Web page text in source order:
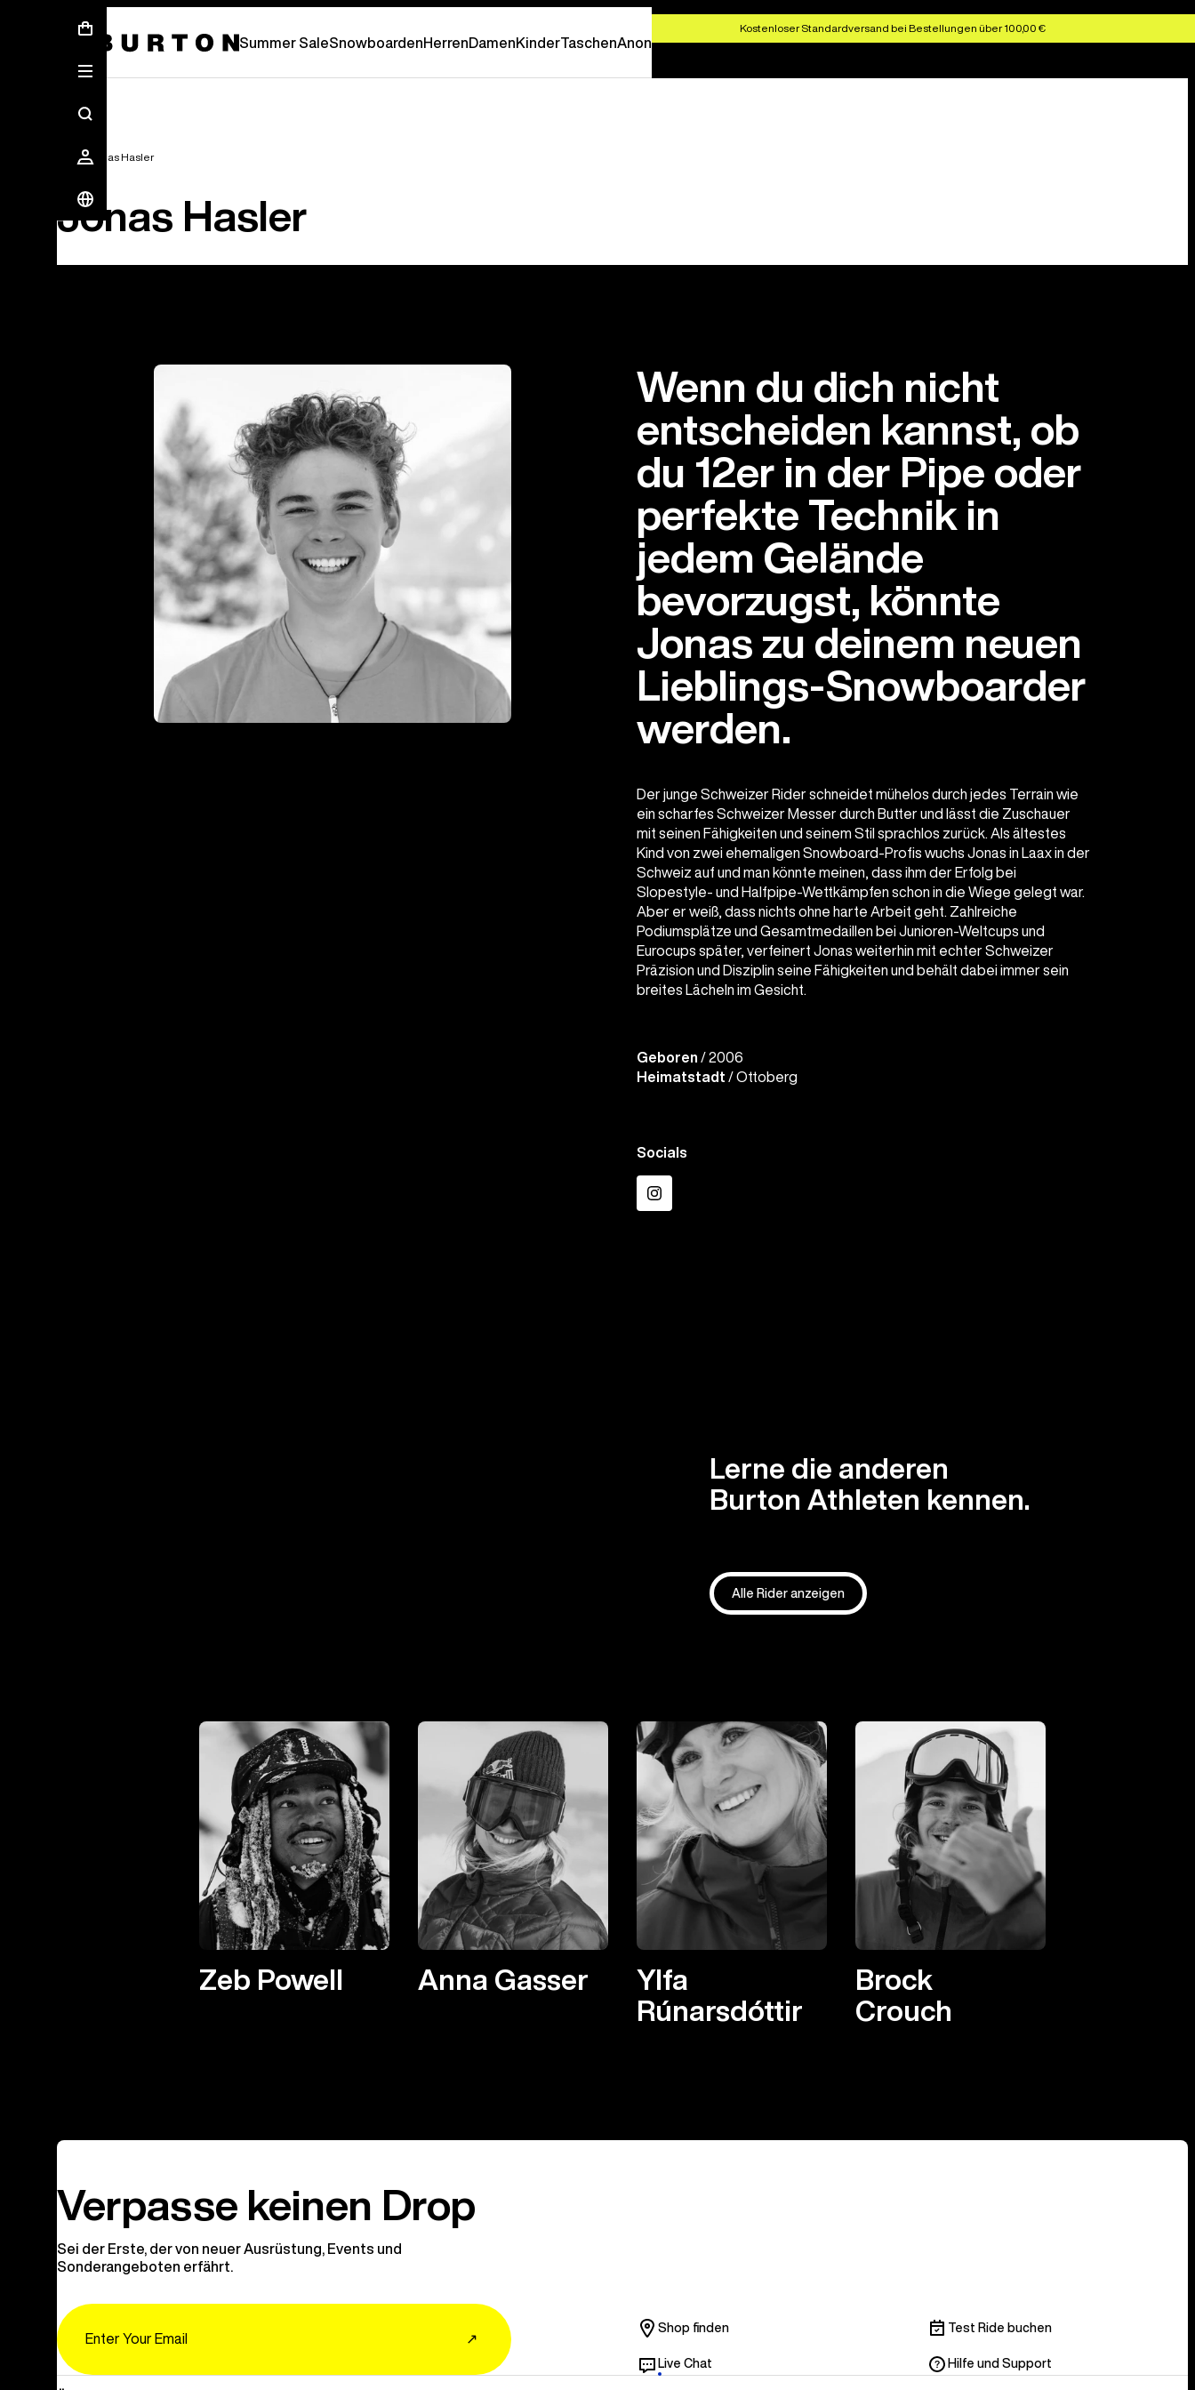
Kostenloser Standardversand bei Bestellungen über 100,00 €
Summer SaleSnowboardenHerrenDamenKinderTaschenAnon
Team Jonas Hasler
Jonas Hasler
Wenn du dich nicht
entscheiden kannst, ob
du 12er in der Pipe oder
perfekte Technik in
jedem Gelände
bevorzugst, könnte
Jonas zu deinem neuen
Lieblings-Snowboarder
werden.
Der junge Schweizer Rider schneidet mühelos durch jedes Terrain wie
ein scharfes Schweizer Messer durch Butter und lässt die Zuschauer
mit seinen Fähigkeiten und seinem Stil sprachlos zurück. Als ältestes
Kind von zwei ehemaligen Snowboard-Profis wuchs Jonas in Laax in der
Schweiz auf und man könnte meinen, dass ihm der Erfolg bei
Slopestyle- und Halfpipe-Wettkämpfen schon in die Wiege gelegt war.
Aber er weiß, dass nichts ohne harte Arbeit geht. Zahlreiche
Podiumsplätze und Gesamtmedaillen bei Junioren-Weltcups und
Eurocups später, verfeinert Jonas weiterhin mit echter Schweizer
Präzision und Disziplin seine Fähigkeiten und behält dabei immer sein
breites Lächeln im Gesicht.
Geboren / 2006
Heimatstadt / Ottoberg
Socials
Instagram
Lerne die anderen
Burton Athleten kennen.
Alle Rider anzeigen
Zeb Powell Anna Gasser
Ylfa
Rúnarsdóttir
Brock
Crouch
Verpasse keinen Drop
Sei der Erste, der von neuer Ausrüstung, Events und
Sonderangeboten erfährt.
↗
Shop finden Test Ride buchen
Live Chat Hilfe und Support